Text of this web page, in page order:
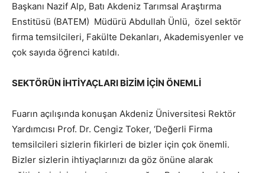
Başkanı Nazif Alp, Batı Akdeniz Tarımsal Araştırma
Enstitüsü (BATEM) Müdürü Abdullah Ünlü, özel sektör
firma temsilcileri, Fakülte Dekanları, Akademisyenler ve
çok sayıda öğrenci katıldı.
SEKTÖRÜN İHTİYAÇLARI BİZİM İÇİN ÖNEMLİ
Fuarın açılışında konuşan Akdeniz Üniversitesi Rektör
Yardımcısı Prof. Dr. Cengiz Toker, ‘Değerli Firma
temsilcileri sizlerin fikirleri de bizler için çok önemli.
Bizler sizlerin ihtiyaçlarınızı da göz önüne alarak